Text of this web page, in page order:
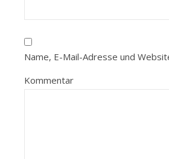
Name, E-Mail-Adresse und
Kommentar